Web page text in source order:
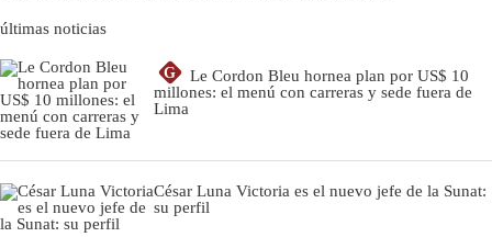
últimas noticias
G
Le Cordon Bleu hornea plan por US$ 10
millones: el menú con carreras y sede fuera de
Lima
César Luna Victoria es el nuevo jefe de la Sunat:
su perfil